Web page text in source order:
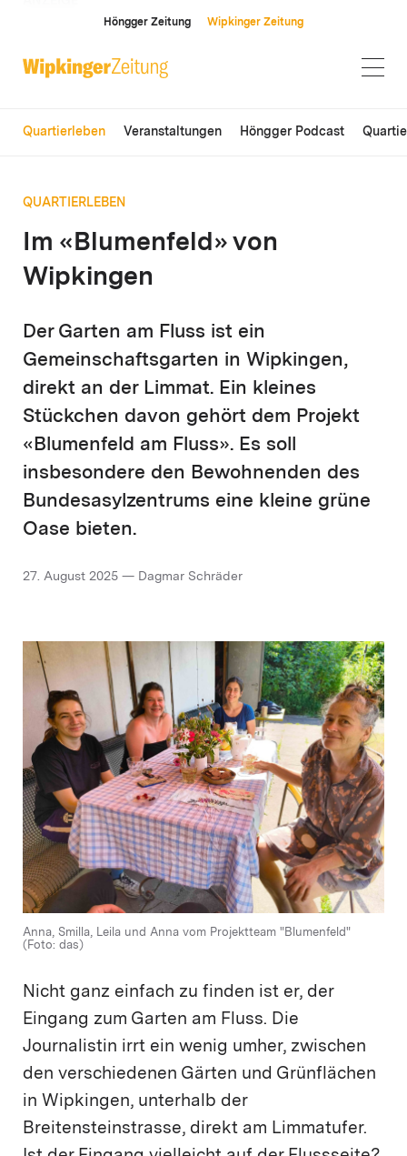
Höngger Zeitung Wipkinger Zeitung
Quartierleben Veranstaltungen Höngger Podcast
QUARTIERLEBEN
Im «Blumenfeld» von
Wipkingen
Der Garten am Fluss ist ein
Gemeinschaftsgarten in Wipkingen,
direkt an der Limmat. Ein kleines
Stückchen davon gehört dem Projekt
«Blumenfeld am Fluss». Es soll
insbesondere den Bewohnenden des
Bundesasylzentrums eine kleine grüne
Oase bieten.
27. August 2025 — Dagmar Schräder
Anna, Smilla, Leila und Anna vom Projektteam "Blumenfeld"
(Foto: das)
Nicht ganz einfach zu finden ist er, der
Eingang zum Garten am Fluss. Die
Journalistin irrt ein wenig umher, zwischen
den verschiedenen Gärten und Grünflächen
in Wipkingen, unterhalb der
Breitensteinstrasse, direkt am Limmatufer.